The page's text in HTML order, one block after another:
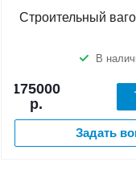
Строительный
В
175000
р.
Задать